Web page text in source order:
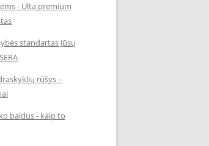
- Ulta premium
standartas Jūsų
rūšys –
baldus - kaip to